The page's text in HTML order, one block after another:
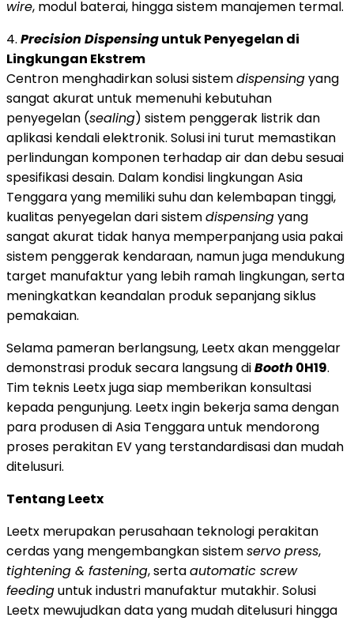
wire, modul baterai, hingga sistem manajemen termal.
4. Precision Dispensinguntuk Penyegelan di
Lingkungan Ekstrem
Centron menghadirkan solusi sistemdispensingyang
sangat akurat untuk memenuhi kebutuhan
penyegelan (sealing) sistem penggerak listrik dan
aplikasi kendali elektronik. Solusi ini turut memastikan
perlindungan komponen terhadap air dan debu sesuai
spesifikasi desain. Dalam kondisi lingkungan Asia
Tenggara yang memiliki suhu dan kelembapan tinggi,
kualitas penyegelan dari sistemdispensingyang
sangat akurat tidak hanya memperpanjang usia pakai
sistem penggerak kendaraan, namun juga mendukung
target manufaktur yang lebih ramah lingkungan, serta
meningkatkan keandalan produk sepanjang siklus
pemakaian.
Selama pameran berlangsung, Leetx akan menggelar
demonstrasi produk secara langsung diBooth 0H19.
Tim teknis Leetx juga siap memberikan konsultasi
kepada pengunjung. Leetx ingin bekerja sama dengan
para produsen di Asia Tenggara untuk mendorong
proses perakitan EV yang terstandardisasi dan mudah
ditelusuri.
Tentang Leetx
Leetx merupakan perusahaan teknologi perakitan
cerdas yang mengembangkan sistemservo press,
tightening & fastening, sertaautomatic screw
feedinguntuk industri manufaktur mutakhir. Solusi
Leetx mewujudkan data yang mudah ditelusuri hingga